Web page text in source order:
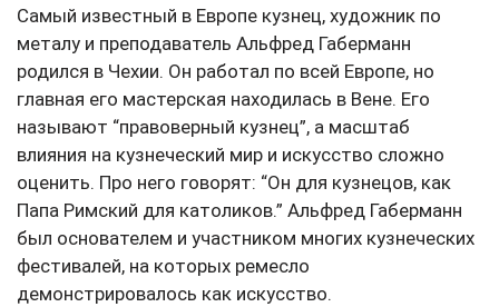
Самый известный в Европе кузнец, художник по
металу и преподаватель Альфред Габерманн
родился в Чехии. Он работал по всей Европе, но
главная его мастерская находилась в Вене. Его
называют “правоверный кузнец”, а масштаб
влияния на кузнеческий мир и искусство сложно
оценить. Про него говорят: “Он для кузнецов, как
Папа Римский для католиков.” Альфред Габерманн
был основателем и участником многих кузнеческих
фестивалей, на которых ремесло
демонстрировалось как искусство.